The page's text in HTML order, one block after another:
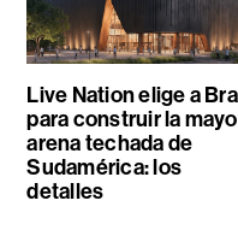
Live Nation elige a
para construir la
arena techada de
Sudamérica: los
detalles